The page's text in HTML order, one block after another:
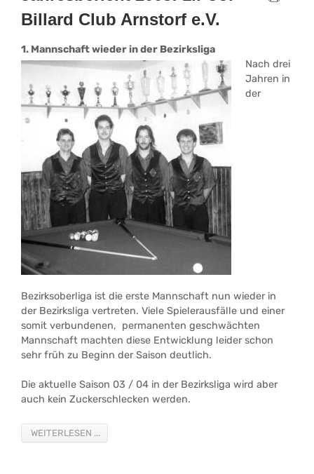
Billard Club Arnstorf e.V.
1. Mannschaft wieder in der Bezirksliga
Nach drei
Jahren in
der
Bezirksoberliga ist die erste Mannschaft nun wieder in
der Bezirksliga vertreten. Viele Spielerausfälle und einer
somit verbundenen, permanenten geschwächten
Mannschaft machten diese Entwicklung leider schon
sehr früh zu Beginn der Saison deutlich.
Die aktuelle Saison 03 / 04 in der Bezirksliga wird aber
auch kein Zuckerschlecken werden.
WEITERLESEN ...